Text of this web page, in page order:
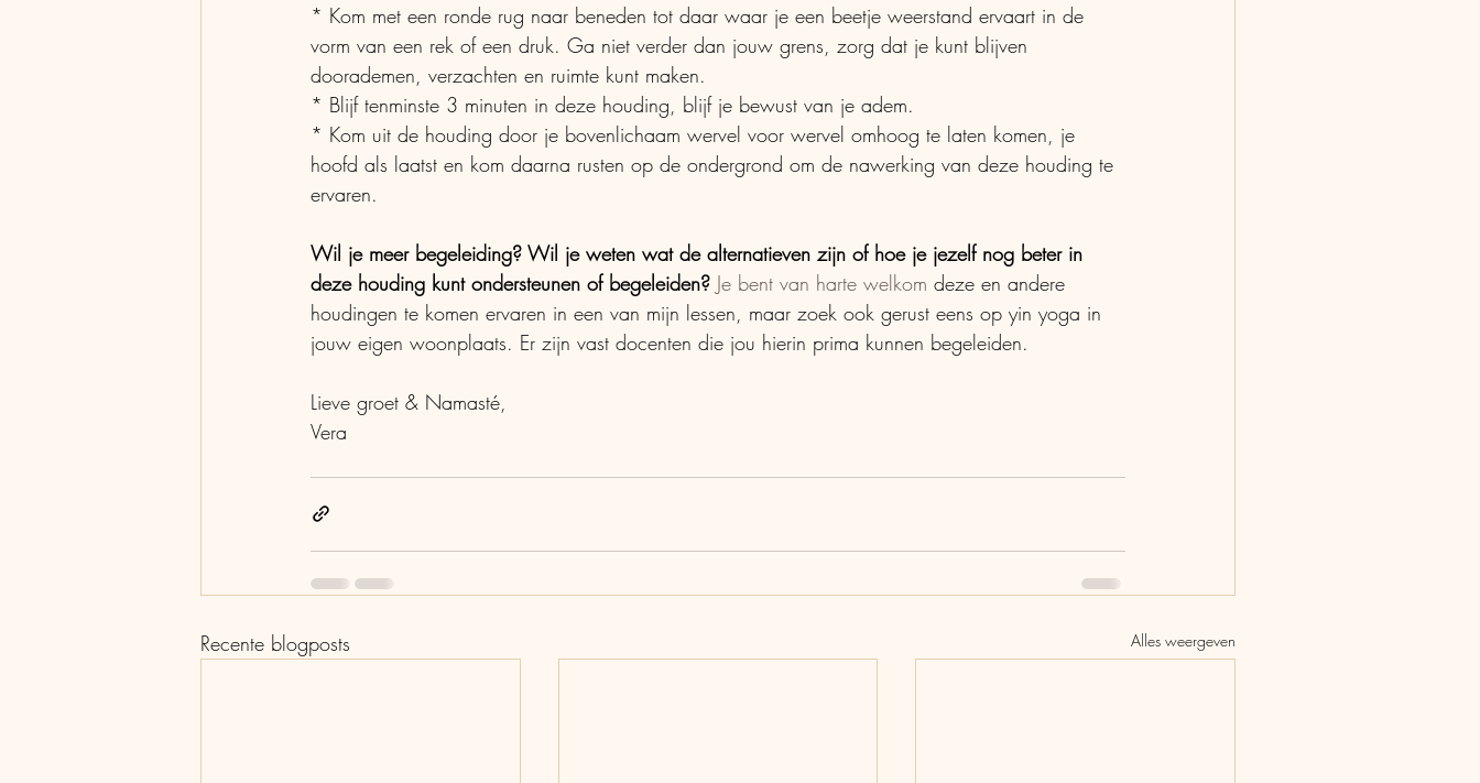
* Kom met een ronde rug naar beneden tot daar waar je een beetje weerstand ervaart in de
vorm van een rek of een druk. Ga niet verder dan jouw grens, zorg dat je kunt blijven
doorademen, verzachten en ruimte kunt maken.
* Blijf tenminste 3 minuten in deze houding, blijf je bewust van je adem.
* Kom uit de houding door je bovenlichaam wervel voor wervel omhoog te laten komen, je
hoofd als laatst en kom daarna rusten op de ondergrond om de nawerking van deze houding te
ervaren.
Wil je meer begeleiding? Wil je weten wat de alternatieven zijn of hoe je jezelf nog beter in
deze houding kunt ondersteunen of begeleiden? Je bent van harte welkom deze en andere
houdingen te komen ervaren in een van mijn lessen, maar zoek ook gerust eens op yin yoga in
jouw eigen woonplaats. Er zijn vast docenten die jou hierin prima kunnen begeleiden.
Lieve groet & Namasté,
Vera
Recente blogposts Alles weergeven